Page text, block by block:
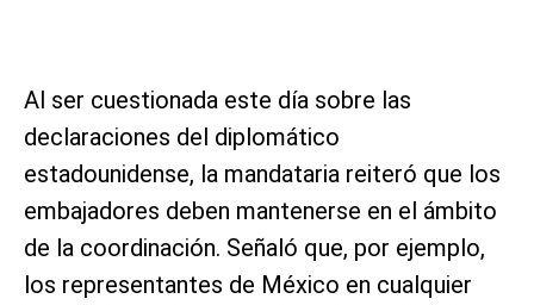
Al ser cuestionada este día sobre las
declaraciones del diplomático
estadounidense, la mandataria reiteró que los
embajadores deben mantenerse en el ámbito
de la coordinación. Señaló que, por ejemplo,
los representantes de México en cualquier